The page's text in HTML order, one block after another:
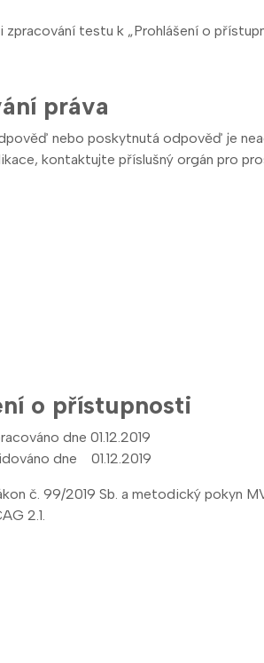
testu k „Prohlášení o
práva
nebo poskytnutá odpověď je
kontaktujte příslušný orgán pro
o přístupnosti
dne 01.12.2019
dne 01.12.2019
č. 99/2019 Sb. a metodický pokyn
2.1.